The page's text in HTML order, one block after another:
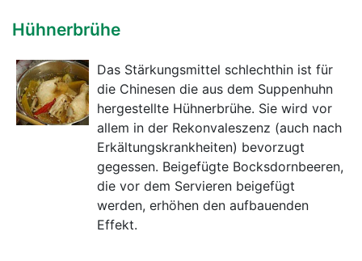
Hühnerbrühe
Das Stärkungsmittel schlechthin ist für
die Chinesen die aus dem Suppenhuhn
hergestellte Hühnerbrühe. Sie wird vor
allem in der Rekonvaleszenz (auch nach
Erkältungskrankheiten) bevorzugt
gegessen. Beigefügte Bocksdornbeeren,
die vor dem Servieren beigefügt
werden, erhöhen den aufbauenden
Effekt.